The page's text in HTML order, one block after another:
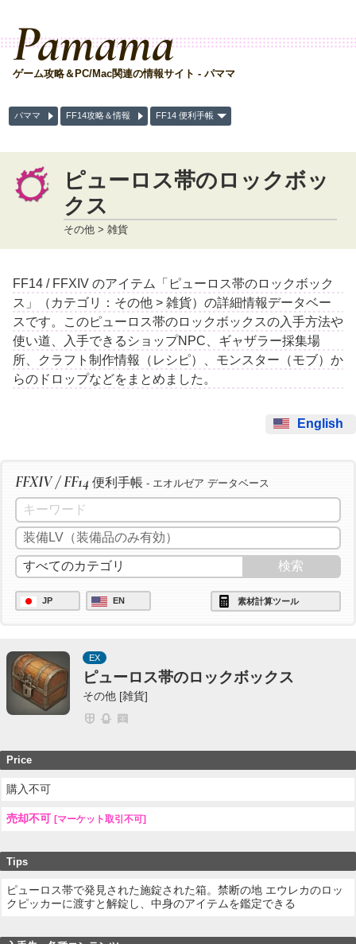
Pamama
ゲーム攻略＆PC/Mac関連の情報サイト - パママ
パママ FF14攻略＆情報 FF14 便利手帳
ピューロス帯のロックボッ
クス
その他 > 雑貨
FF14 / FFXIV のアイテム「ピューロス帯のロックボック
ス」（カテゴリ：その他 > 雑貨）の詳細情報データベー
スです。このピューロス帯のロックボックスの入手方法や
使い道、入手できるショップNPC、ギャザラー採集場
所、クラフト制作情報（レシピ）、モンスター（モブ）か
らのドロップなどをまとめました。
English
FFXIV / FF14 便利手帳 - エオルゼア データベース
JP EN 素材計算ツール
EX
ピューロス帯のロックボックス
その他 [雑貨]
Price
購入不可
売却不可 [マーケット取引不可]
Tips
ピューロス帯で発見された施錠された箱。禁断の地 エウレカのロッ
クピッカーに渡すと解錠し、中身のアイテムを鑑定できる